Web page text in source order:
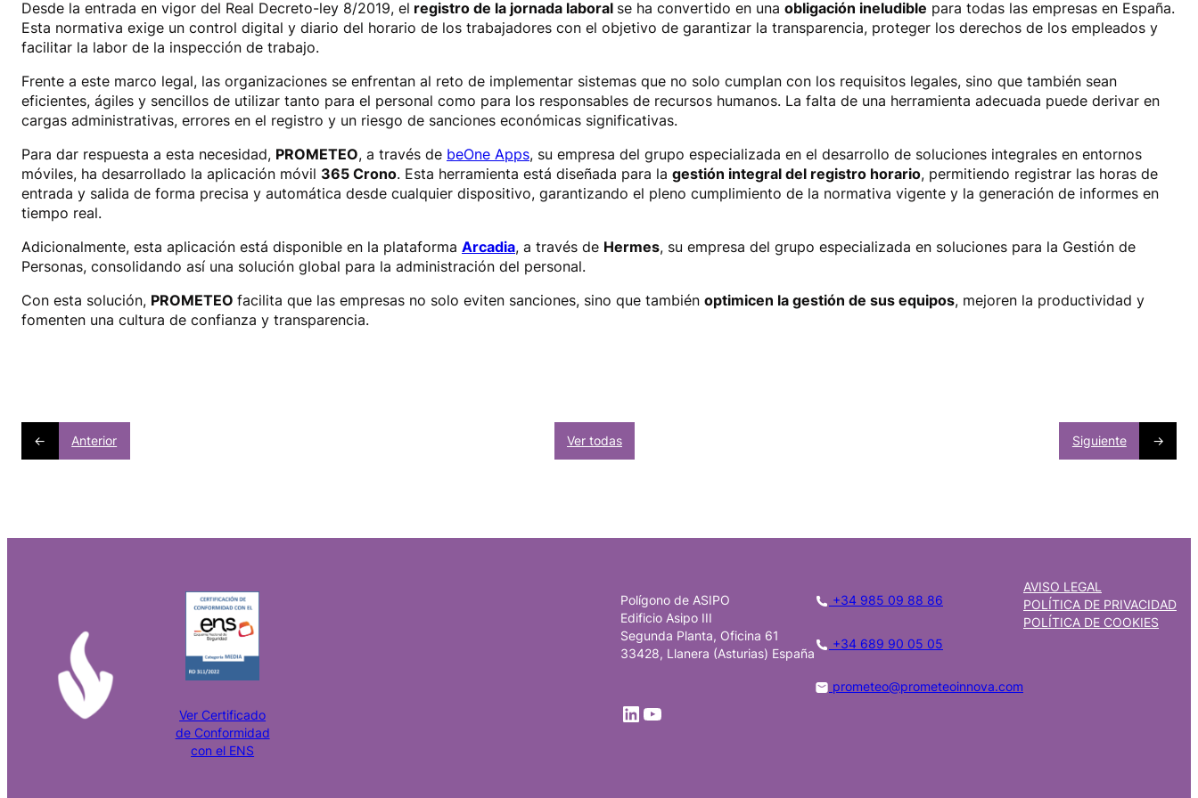
Desde la entrada en vigor del Real Decreto-ley 8/2019, el registro de la jornada laboral se ha convertido en una obligación ineludible para todas las empresas en España.
Esta normativa exige un control digital y diario del horario de los trabajadores con el objetivo de garantizar la transparencia, proteger los derechos de los empleados y
facilitar la labor de la inspección de trabajo.
Frente a este marco legal, las organizaciones se enfrentan al reto de implementar sistemas que no solo cumplan con los requisitos legales, sino que también sean
eficientes, ágiles y sencillos de utilizar tanto para el personal como para los responsables de recursos humanos. La falta de una herramienta adecuada puede derivar en
cargas administrativas, errores en el registro y un riesgo de sanciones económicas significativas.
Para dar respuesta a esta necesidad, PROMETEO, a través de beOne Apps, su empresa del grupo especializada en el desarrollo de soluciones integrales en entornos
móviles, ha desarrollado la aplicación móvil 365 Crono. Esta herramienta está diseñada para la gestión integral del registro horario, permitiendo registrar las horas de
entrada y salida de forma precisa y automática desde cualquier dispositivo, garantizando el pleno cumplimiento de la normativa vigente y la generación de informes en
tiempo real.
Adicionalmente, esta aplicación está disponible en la plataforma Arcadia, a través de Hermes, su empresa del grupo especializada en soluciones para la Gestión de
Personas, consolidando así una solución global para la administración del personal.
Con esta solución, PROMETEO facilita que las empresas no solo eviten sanciones, sino que también optimicen la gestión de sus equipos, mejoren la productividad y
fomenten una cultura de confianza y transparencia.
← Anterior Ver todas Siguiente →
Ver Certificado
de Conformidad
con el ENS
Polígono de ASIPO
Edificio Asipo III
Segunda Planta, Oficina 61
33428, Llanera (Asturias) España
LinkedIn
YouTube
+34 985 09 88 86
+34 689 90 05 05
prometeo@prometeoinnova.com
AVISO LEGAL
POLÍTICA DE PRIVACIDAD
POLÍTICA DE COOKIES